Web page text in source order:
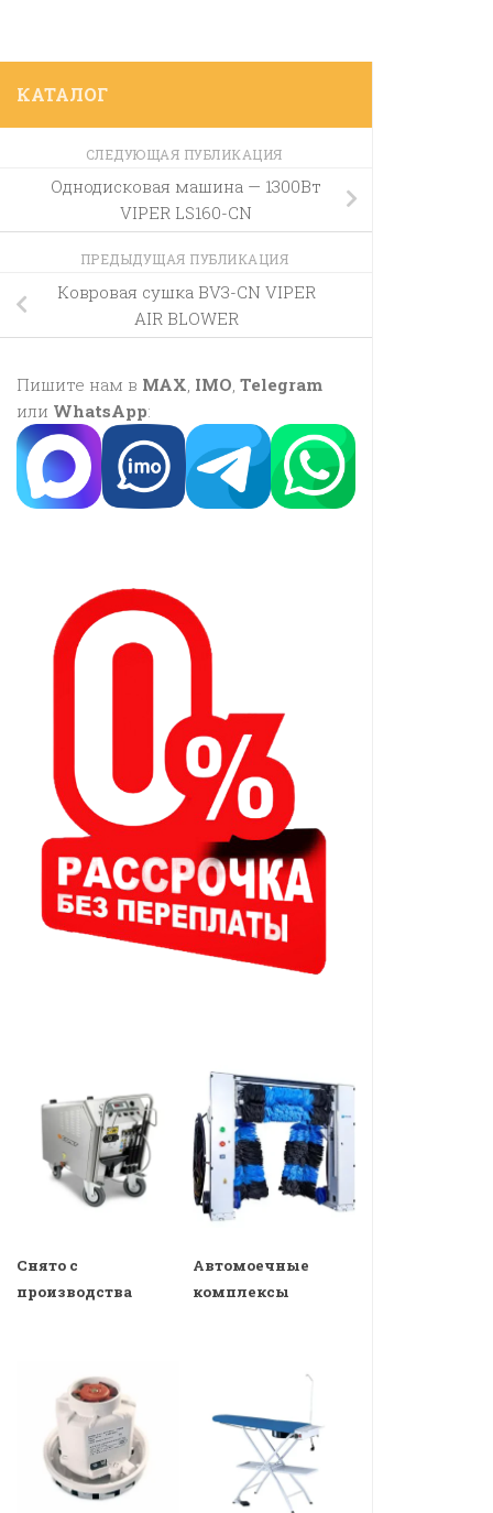
КАТАЛОГ
СЛЕДУЮЩАЯ ПУБЛИКАЦИЯ
Однодисковая машина — 1300Вт
VIPER LS160-CN
ПРЕДЫДУЩАЯ ПУБЛИКАЦИЯ
Ковровая сушка BV3-CN VIPER
AIR BLOWER
Пишите нам в MAX IMO Telegram
или WhatsApp:
Снято с
производства
Автомоечные
комплексы